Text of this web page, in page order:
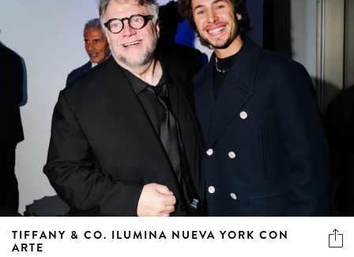
TIFFANY & CO. ILUMINA NUEVA YORK CON
ARTE